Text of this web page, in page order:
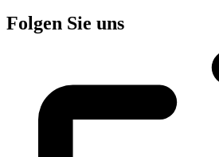
Folgen Sie uns